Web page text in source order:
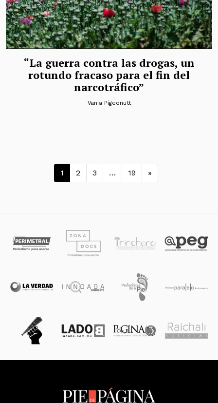
“La guerra contra las drogas, un
rotundo fracaso para el fin del
narcotráfico”
Vania Pigeonutt
Navegación de entradas
1 2 3 … 19 »